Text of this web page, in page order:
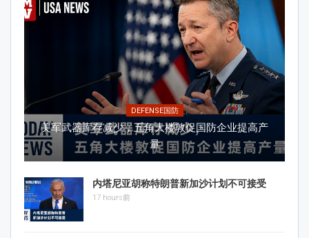
DEFENSE国防
美军武器库存减少，五角大楼敦促国防企业提高产
量
内塔尼亚胡称特朗普新加沙计划不可接受
17 hours前